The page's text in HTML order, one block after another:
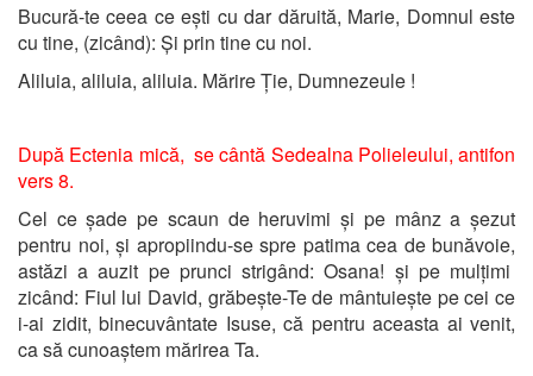
Bucură-te ceea ce ești cu dar dăruită, Marie, Domnul este
cu tine, (zicând): Și prin tine cu noi.
Aliluia, aliluia, aliluia. Mărire Ție, Dumnezeule !
După Ectenia mică, se cântă Sedealna Polieleului, antifon
vers 8.
Cel ce șade pe scaun de heruvimi și pe mânz a șezut
pentru noi, și apropiindu-se spre patima cea de bunăvoie,
astăzi a auzit pe prunci strigând: Osana! și pe mulțimi
zicând: Fiul lui David, grăbește-Te de mântuiește pe cei ce
i-ai zidit, binecuvântate Isuse, că pentru aceasta ai venit,
ca să cunoaștem mărirea Ta.